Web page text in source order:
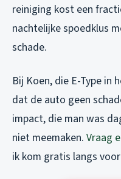
reiniging kost een
nachtelijke spoedklus
schade.
Bij Koen, die E-Type in
dat de auto geen
impact, die man was
niet meemaken. Vraag
ik kom gratis langs